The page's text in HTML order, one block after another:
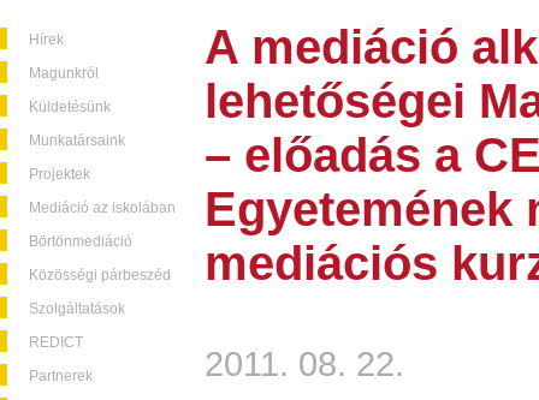
Hírek
Magunkról
Küldetésünk
Munkatársaink
Projektek
Mediáció az iskolában
Börtönmediáció
Közösségi párbeszéd
Szolgáltatások
REDICT
Partnerek
A mediáció
lehetőségei
– előadás a
Egyetemének
mediációs
2011. 08. 22.